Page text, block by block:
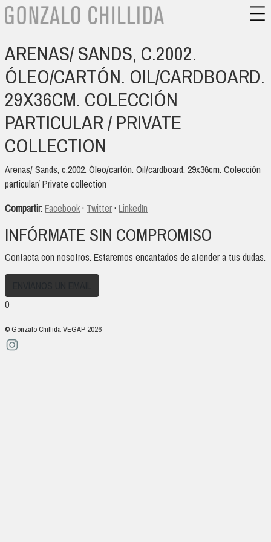
ARENAS/ SANDS, C.2002.
ÓLEO/CARTÓN. OIL/CARDBOARD.
29X36CM. COLECCIÓN
PARTICULAR / PRIVATE
COLLECTION
Arenas/ Sands, c.2002. Óleo/cartón. Oil/cardboard. 29x36cm. Colección
particular/ Private collection
Compartir: Facebook· Twitter· LinkedIn
INFÓRMATE SIN COMPROMISO
Contacta con nosotros. Estaremos encantados de atender a tus dudas.
0
© Gonzalo Chillida VEGAP 2026